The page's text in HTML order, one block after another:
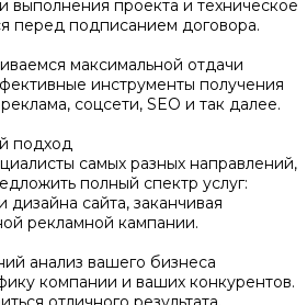
выполнения проекта и техническое
перед подписанием договора.
максимальной отдачи
инструменты получения
соцсети, SEO и так далее.
подход
самых разных направлений,
полный спектр услуг:
дизайна сайта, заканчивая
рекламной кампании.
анализ вашего бизнеса
компании и ваших конкурентов.